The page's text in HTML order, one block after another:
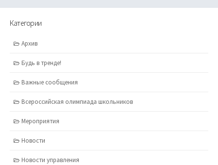
Категории
Архив
Будь в тренде!
Важные сообщения
Всероссийская олимпиада школьников
Мероприятия
Новости
Новости управления